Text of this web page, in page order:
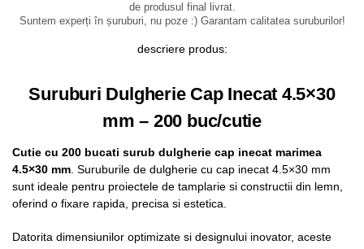
de produsul final livrat.
Suntem experți în șuruburi, nu poze :) Garantam calitatea suruburilor!
descriere produs:
Suruburi Dulgherie Cap Inecat 4.5×30
mm – 200 buc/cutie
Cutie cu 200 bucati surub dulgherie cap inecat marimea
4.5×30 mm. Suruburile de dulgherie cu cap inecat 4.5×30 mm
sunt ideale pentru proiectele de tamplarie si constructii din lemn,
oferind o fixare rapida, precisa si estetica.
Datorita dimensiunilor optimizate si designului inovator, aceste